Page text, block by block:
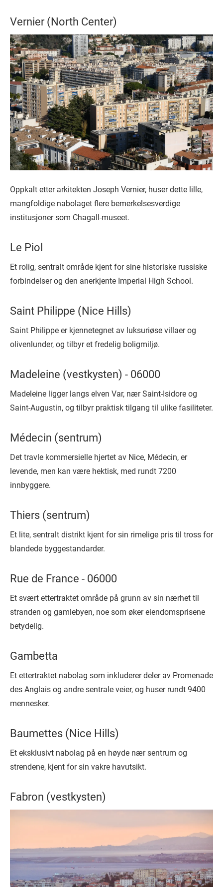
Vernier (North Center)
Oppkalt etter arkitekten Joseph Vernier, huser dette lille,
mangfoldige nabolaget flere bemerkelsesverdige
institusjoner som Chagall-museet.
Le Piol
Et rolig, sentralt område kjent for sine historiske russiske
forbindelser og den anerkjente Imperial High School.
Saint Philippe (Nice Hills)
Saint Philippe er kjennetegnet av luksuriøse villaer og
olivenlunder, og tilbyr et fredelig boligmiljø.
Madeleine (vestkysten) - 06000
Madeleine ligger langs elven Var, nær Saint-Isidore og
Saint-Augustin, og tilbyr praktisk tilgang til ulike fasiliteter.
Médecin (sentrum)
Det travle kommersielle hjertet av Nice, Médecin, er
levende, men kan være hektisk, med rundt 7200
innbyggere.
Thiers (sentrum)
Et lite, sentralt distrikt kjent for sin rimelige pris til tross for
blandede byggestandarder.
Rue de France - 06000
Et svært ettertraktet område på grunn av sin nærhet til
stranden og gamlebyen, noe som øker eiendomsprisene
betydelig.
Gambetta
Et ettertraktet nabolag som inkluderer deler av Promenade
des Anglais og andre sentrale veier, og huser rundt 9400
mennesker.
Baumettes (Nice Hills)
Et eksklusivt nabolag på en høyde nær sentrum og
strendene, kjent for sin vakre havutsikt.
Fabron (vestkysten)